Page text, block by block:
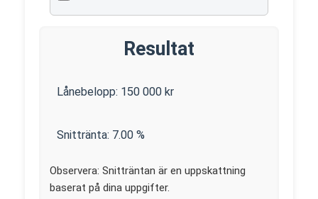
Resultat
Lånebelopp: 150 000 kr
Snittränta: 7.00 %
Observera: Snitträntan är en uppskattning
baserat på dina uppgifter.